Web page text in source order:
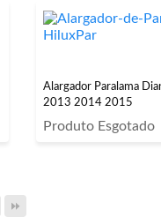
Alargador Paralama
2013 2014 2015
Produto Esgotado